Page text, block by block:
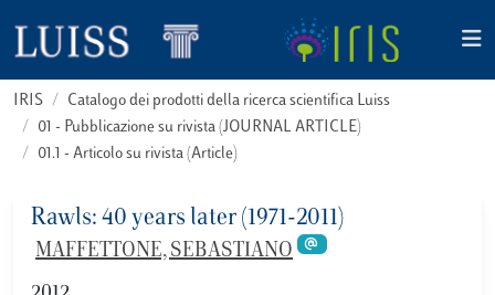
IRIS
Catalogo dei prodotti della ricerca scientifica Luiss
01 - Pubblicazione su rivista (JOURNAL ARTICLE)
01.1 - Articolo su rivista (Article)
Rawls: 40 years later (1971-2011)
MAFFETTONE, SEBASTIANO